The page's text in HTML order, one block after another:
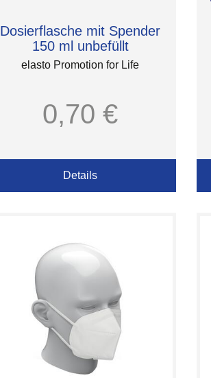
Dosierflasche mit Spender
150 ml unbefüllt
elasto Promotion for Life
0,70 €
Details